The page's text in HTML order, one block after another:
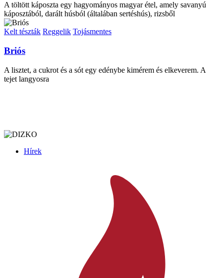
A töltött káposzta egy hagyományos magyar étel, amely savanyú
káposztából, darált húsból (általában sertéshús), rizsből
Kelt tészták Reggelik Tojásmentes
Briós
A lisztet, a cukrot és a sót egy edénybe kimérem és elkeverem. A
tejet langyosra
Hírek